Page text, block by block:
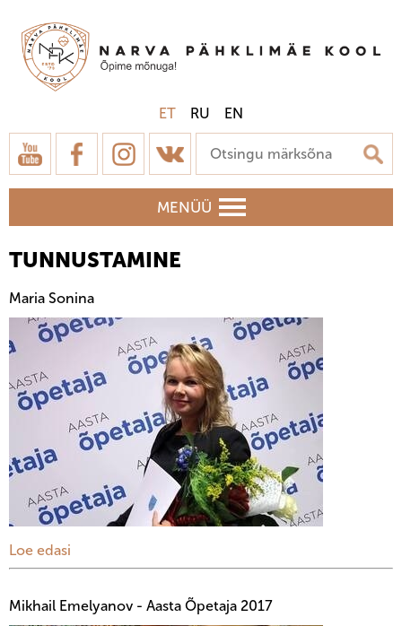
ET RU EN
MENÜÜ
TUNNUSTAMINE
Maria Sonina
Loe edasi
Mikhail Emelyanov - Aasta Õpetaja 2017